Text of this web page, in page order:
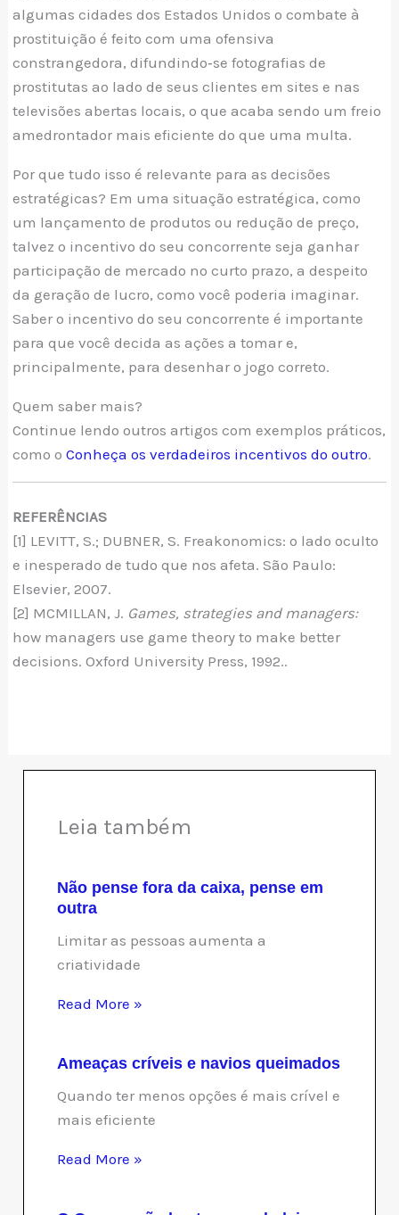
algumas cidades dos Estados Unidos o combate à
prostituição é feito com uma ofensiva
constrangedora, difundindo­‑se fotografias de
prostitutas ao lado de seus clientes em sites e nas
televisões abertas locais, o que acaba sendo um freio
amedrontador mais eficiente do que uma multa.
Por que tudo isso é relevante para as decisões
estratégicas? Em uma situação estratégica, como
um lançamento de produtos ou redução de preço,
talvez o incentivo do seu concorrente seja ganhar
participação de mercado no curto prazo, a despeito
da geração de lucro, como você poderia imaginar.
Saber o incentivo do seu concorrente é importante
para que você decida as ações a tomar e,
principalmente, para desenhar o jogo correto.
Quem saber mais?
Continue lendo outros artigos com exemplos práticos,
como oConheça os verdadeiros incentivos do outro.
REFERÊNCIAS
[1] LEVITT, S.; DUBNER, S. Freakonomics: o lado oculto
e inesperado de tudo que nos afeta. São Paulo:
Elsevier, 2007.
[2] MCMILLAN, J. Games, strategies and managers:
how managers use game theory to make better
decisions. Oxford University Press, 1992..
Leia também
Não pense fora da caixa, pense em
outra
Limitar as pessoas aumenta a
criatividade
Read More »
Ameaças críveis e navios queimados
Quando ter menos opções é mais crível e
mais eficiente
Read More »